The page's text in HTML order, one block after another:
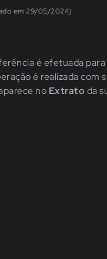
em 29/05/2024)
é efetuada
é realizada com
no Extrato da